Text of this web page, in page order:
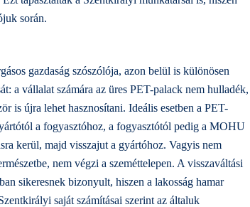
során.
gazdaság szószólója, azon belül is különösen
a vállalat számára az üres PET-palack nem hulladék,
is újra lehet hasznosítani. Ideális esetben a PET-
a fogyasztóhoz, a fogyasztótól pedig a MOHU
kerül, majd visszajut a gyártóhoz. Vagyis nem
nem végzi a szeméttelepen. A visszaváltási
sikeresnek bizonyult, hiszen a lakosság hamar
saját számításai szerint az általuk